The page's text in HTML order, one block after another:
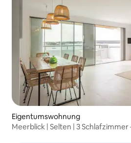
Eigentumswohnung
Meerblick | Selten | 3 Schlafzimmer